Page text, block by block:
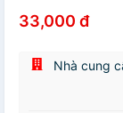
33,000 đ
Nhà cung